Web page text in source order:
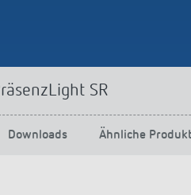
SR
Downloads Ähnliche